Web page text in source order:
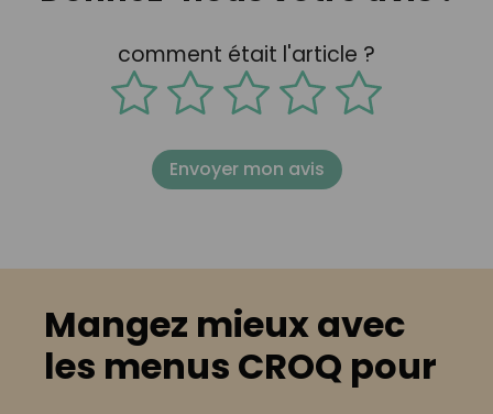
comment était l'article ?
Envoyer mon avis
Mangez mieux avec
les menus CROQ pour